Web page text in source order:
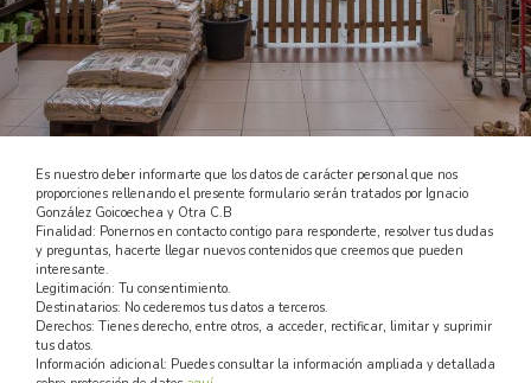
Es nuestro deber informarte que los datos de carácter personal que nos
proporciones rellenando el presente formulario serán tratados por Ignacio
González Goicoechea y Otra C.B
Finalidad: Ponernos en contacto contigo para responderte, resolver tus dudas
y preguntas, hacerte llegar nuevos contenidos que creemos que pueden
interesante.
Legitimación: Tu consentimiento.
Destinatarios: No cederemos tus datos a terceros.
Derechos: Tienes derecho, entre otros, a acceder, rectificar, limitar y suprimir
tus datos.
Información adicional: Puedes consultar la información ampliada y detallada